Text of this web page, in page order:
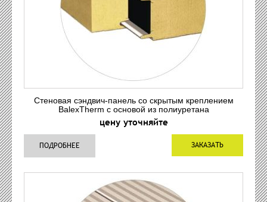
Стеновая сэндвич-панель со скрытым креплением
BalexTherm с основой из полиуретана
цену уточняйте
ЗАКАЗАТЬ
ПОДРОБНЕЕ